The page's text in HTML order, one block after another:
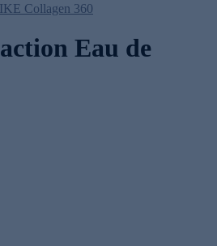
Collagen 360
Eau de